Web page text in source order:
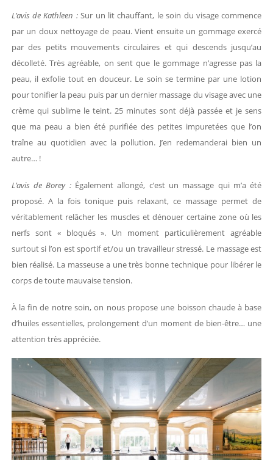
L’avis de Kathleen :Sur un lit chauffant, le soin du visage commence
par un doux nettoyage de peau. Vient ensuite un gommage exercé
par des petits mouvements circulaires et qui descends jusqu’au
décolleté. Très agréable, on sent que le gommage n’agresse pas la
peau, il exfolie tout en douceur. Le soin se termine par une lotion
pour tonifier la peau puis par un dernier massage du visage avec une
crème qui sublime le teint. 25 minutes sont déjà passée et je sens
que ma peau a bien été purifiée des petites impuretées que l’on
traîne au quotidien avec la pollution. J’en redemanderai bien un
autre… !
L’avis de Borey :Également allongé, c’est un massage qui m’a été
proposé. A la fois tonique puis relaxant, ce massage permet de
véritablement relâcher les muscles et dénouer certaine zone où les
nerfs sont « bloqués ». Un moment particulièrement agréable
surtout si l’on est sportif et/ou un travailleur stressé. Le massage est
bien réalisé. La masseuse a une très bonne technique pour libérer le
corps de toute mauvaise tension.
À la fin de notre soin, on nous propose une boisson chaude à base
d’huiles essentielles, prolongement d’un moment de bien-être… une
attention très appréciée.